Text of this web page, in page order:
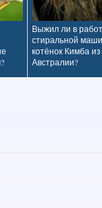
Выжил ли в
стиральной
котёнок Кимба из
Австралии?